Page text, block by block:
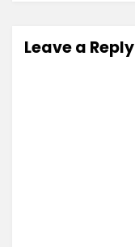
Leave a Reply